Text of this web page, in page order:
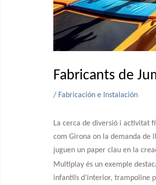
Fabricants de
/ Fabricación e Instalación
La cerca de diversió i activitat
com Girona on la demanda de
juguen un paper clau en la
Multiplay és un exemple
infantils d’interior, trampoline